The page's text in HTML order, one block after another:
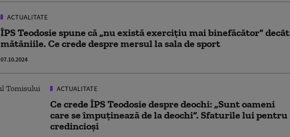
ACTUALITATE
ÎPS Teodosie spune că „nu există exercițiu mai binefăcător” decât
mătăniile. Ce crede despre mersul la sala de sport
07.10.2024
ACTUALITATE
Ce crede ÎPS Teodosie despre deochi: „Sunt oameni
care se împuţinează de la deochi”. Sfaturile lui pentru
credincioși